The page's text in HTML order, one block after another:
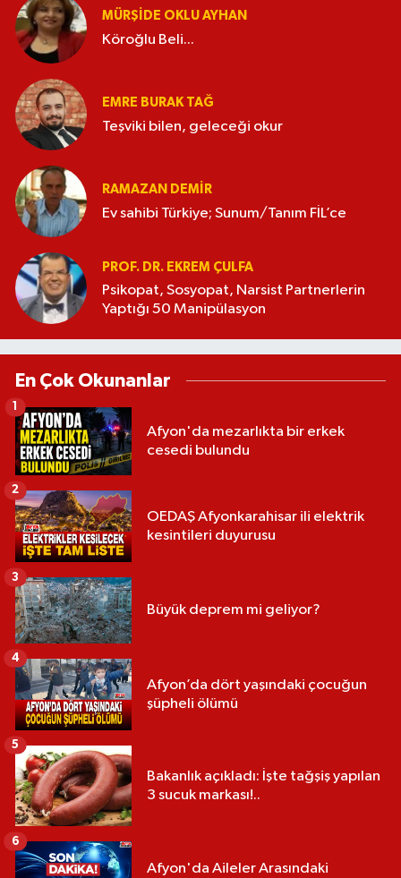
MÜRŞIDE OKLU AYHAN
Köroğlu Beli...
EMRE BURAK TAĞ
Teşviki bilen, geleceği okur
RAMAZAN DEMİR
Ev sahibi Türkiye; Sunum/Tanım FİL’ce
PROF. DR. EKREM ÇULFA
Psikopat, Sosyopat, Narsist Partnerlerin
Yaptığı 50 Manipülasyon
En Çok Okunanlar
Afyon'da mezarlıkta bir erkek
cesedi bulundu
1
OEDAŞ Afyonkarahisar ili elektrik
kesintileri duyurusu
2
Büyük deprem mi geliyor?
3
Afyon’da dört yaşındaki çocuğun
şüpheli ölümü
4
Bakanlık açıkladı: İşte tağşiş yapılan
3 sucuk markası!..
5
Afyon'da Aileler Arasındaki
6